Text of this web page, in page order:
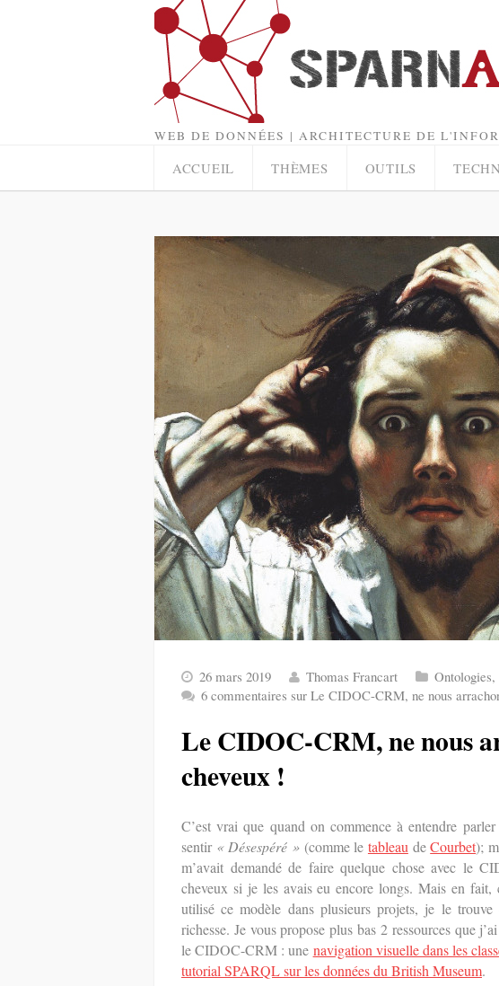
WEB DE DONNÉES | ARCHITECTURE DE
ACCUEIL THÈMES OUTILS
26 mars 2019 Thomas Francart Ontologies,
6 commentaires sur Le CIDOC-CRM, ne nous
Le CIDOC-CRM, ne nous
cheveux !
C’est vrai que quand on commence à entendre
sentir « Désespéré »(comme le tableau deCourbet);
m’avait demandé de faire quelque chose avec le
cheveux si je les avais eu encore longs. Mais en fait,
utilisé ce modèle dans plusieurs projets, je le trouve
richesse. Je vous propose plus bas 2 ressources que
le CIDOC-CRM : une navigation visuelle dans les
tutorial SPARQL sur les données du British Museum.